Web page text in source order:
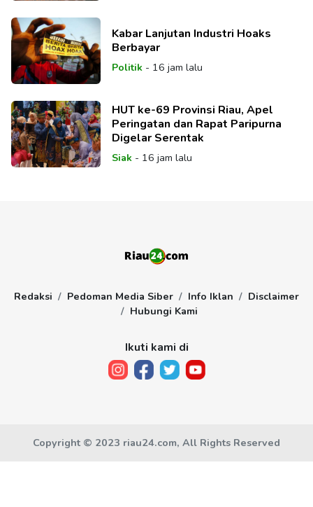
Kabar Lanjutan Industri Hoaks
Berbayar
Politik- 16 jam lalu
HUT ke-69 Provinsi Riau, Apel
Peringatan dan Rapat Paripurna
Digelar Serentak
Siak- 16 jam lalu
Redaksi Pedoman Media Siber Info Iklan
Disclaimer
Hubungi Kami
Ikuti kami di
Copyright © 2023 riau24.com, All Rights Reserved